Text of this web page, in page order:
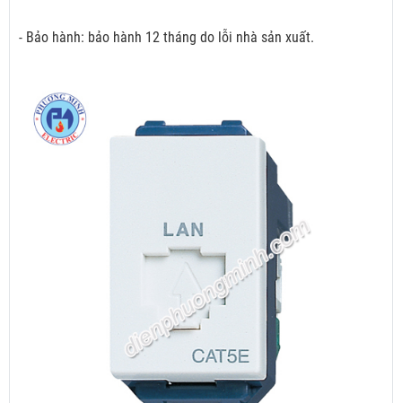
- Bảo hành: bảo hành 12 tháng do lỗi nhà sản xuất.